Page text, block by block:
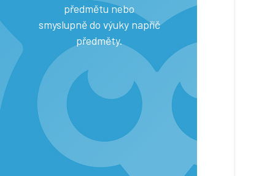
předmětu nebo
smyslupně do výuky napříč
předměty.